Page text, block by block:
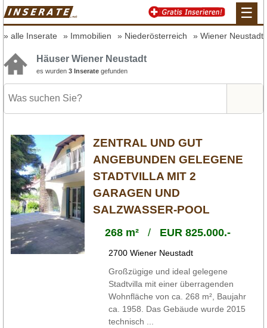
☰
alle Inserate Immobilien Niederösterreich Wiener Neustadt
Häuser Wiener Neustadt
es wurden 3 Inserate gefunden
ZENTRAL UND GUT
ANGEBUNDEN GELEGENE
STADTVILLA MIT 2
GARAGEN UND
SALZWASSER-POOL
268 m²/ EUR 825.000.-
2700 Wiener Neustadt
Großzügige und ideal gelegene
Stadtvilla mit einer überragenden
Wohnfläche von ca. 268 m², Baujahr
ca. 1958. Das Gebäude wurde 2015
technisch ...